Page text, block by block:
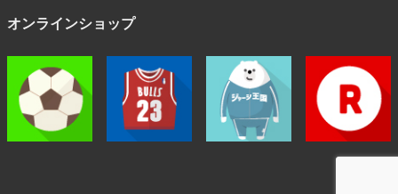
オンラインショップ